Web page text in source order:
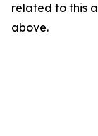
related to this
above.